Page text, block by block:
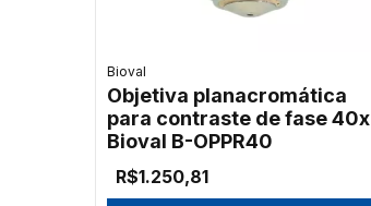
Bioval
Objetiva planacromática
para contraste de fase 40x
Bioval B-OPPR40
R$1.250,81